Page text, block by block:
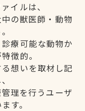
イルは、
の獣医師・動物
療可能な動物か
徴的。
想いを取材し記
理を行うユーザ
す。